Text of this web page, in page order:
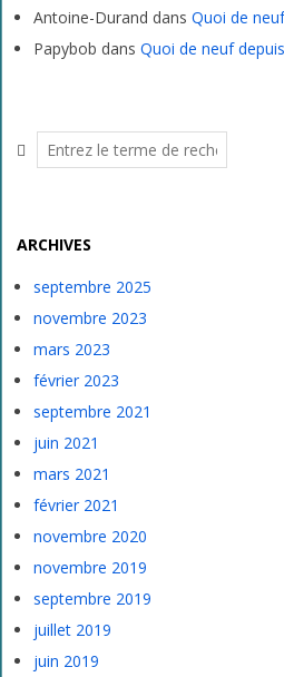
Antoine-Durand dans Quoi de
Papybob dans Quoi de neuf
Rechercher
ARCHIVES
septembre 2025
novembre 2023
mars 2023
février 2023
septembre 2021
juin 2021
mars 2021
février 2021
novembre 2020
novembre 2019
septembre 2019
juillet 2019
juin 2019